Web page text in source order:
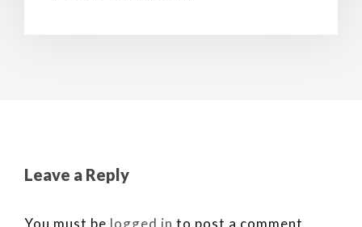
Leave a Reply
You must be logged in to post a comment.